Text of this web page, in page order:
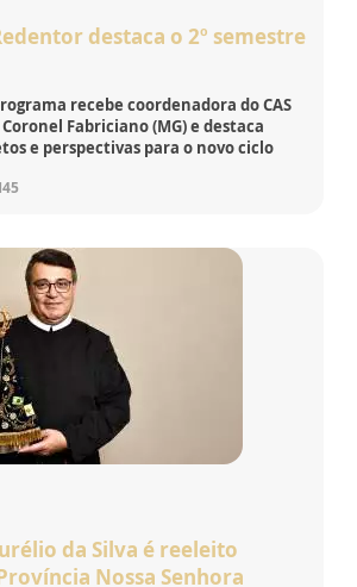
destaca o 2º semestre
recebe coordenadora do CAS
Fabriciano (MG) e destaca
e perspectivas para o novo ciclo
da Silva é reeleito
Nossa Senhora